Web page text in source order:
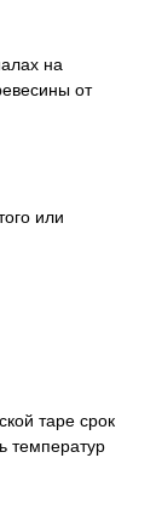
на
от
или
таре срок
температур